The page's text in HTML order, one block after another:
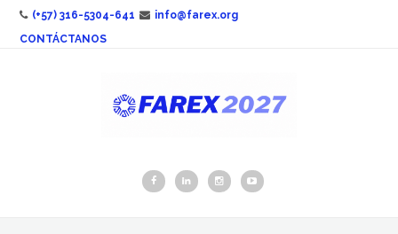
(+57) 316-5304-641
info@farex.org
CONTÁCTANOS